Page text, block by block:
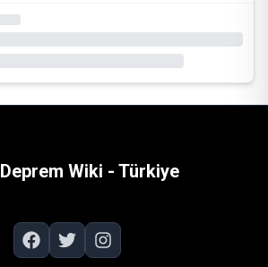
Deprem Wiki - Türkiye